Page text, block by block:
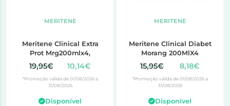
MERITENE
Meritene Clinical Extra
Prot Mrg200mlx4,
19,95€ 10,14€
*Promoção válida de 01/08/2026 a
31/08/2026
Disponível
MERITENE
Meritene Clinical Diabet
Morang 200MlX4
15,95€ 8,18€
*Promoção válida de 01/08/2026 a
31/08/2026
Disponível